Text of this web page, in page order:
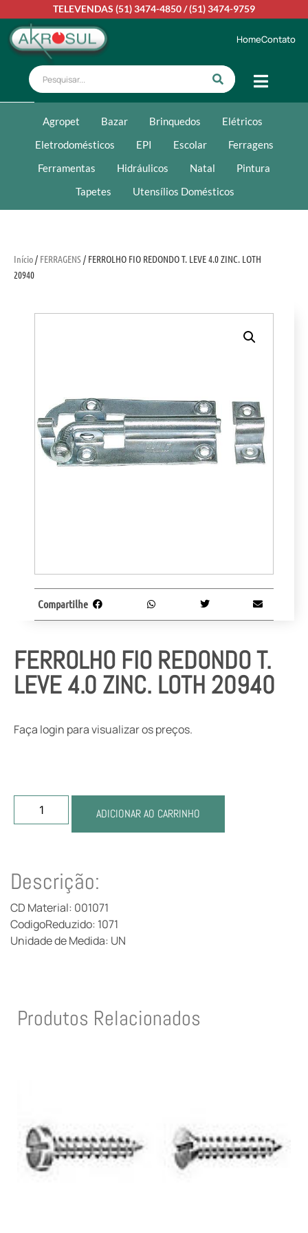
TELEVENDAS (51) 3474-4850/(51) 3474-9759
HomeContato
Agropet Bazar Brinquedos
Elétricos
Eletrodomésticos
EPI Escolar
Ferragens
Ferramentas
Hidráulicos Natal
Pintura
Tapetes
Utensílios Domésticos
Início/ FERRAGENS/ FERROLHO FIO REDONDO T. LEVE 4.0 ZINC. LOTH
20940
FERROLHO FIO REDONDO T.
LEVE 4.0 ZINC. LOTH 20940
Faça login para visualizar os preços.
ADICIONAR AO CARRINHO
Compartilhe
Descrição:
CD Material: 001071
CodigoReduzido: 1071
Unidade de Medida: UN
Produtos Relacionados